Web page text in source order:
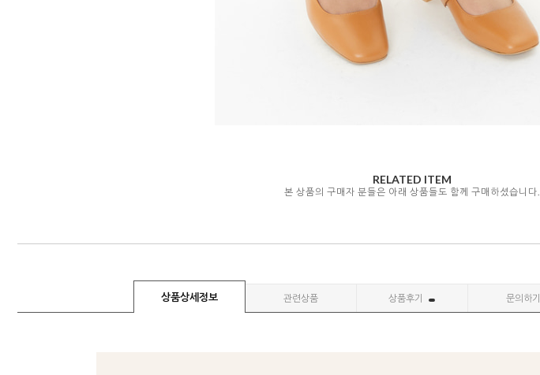
RELATED ITEM
본 상품의 구매자 분들은 아래 상품들도 함께 구매하셨습니다.
상품상세정보 관련상품 상품후기 문의하기